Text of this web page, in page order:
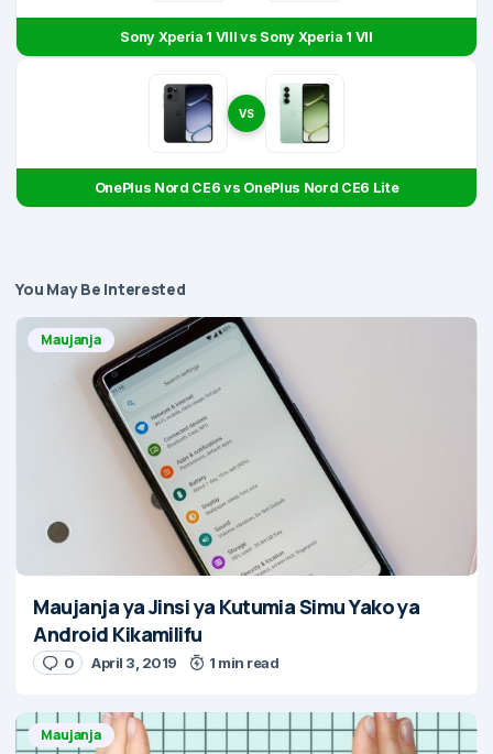
Sony Xperia 1 VIII vs Sony Xperia 1 VII
VS
OnePlus Nord CE6 vs OnePlus Nord CE6 Lite
You May Be Interested
Maujanja
Maujanja ya Jinsi ya Kutumia Simu Yako ya
Android Kikamilifu
0 April 3, 2019 1 min read
Maujanja